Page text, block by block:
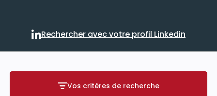
Rechercher avec votre
Rechercher avec votre profil Linkedin
Vos critères de recherche
Vos critères de recherche